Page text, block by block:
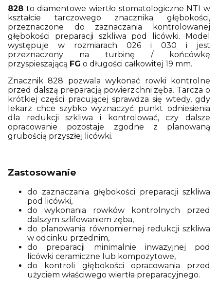
828 to diamentowe wiertło stomatologiczne NTI w
kształcie tarczowego znacznika głębokości,
przeznaczone do zaznaczania kontrolowanej
głębokości preparacji szkliwa pod licówki. Model
występuje w rozmiarach 026 i 030 i jest
przeznaczony na turbinę / końcówkę
przyspieszającą FG o długości całkowitej 19 mm.
Znacznik 828 pozwala wykonać rowki kontrolne
przed dalszą preparacją powierzchni zęba. Tarcza o
krótkiej części pracującej sprawdza się wtedy, gdy
lekarz chce szybko wyznaczyć punkt odniesienia
dla redukcji szkliwa i kontrolować, czy dalsze
opracowanie pozostaje zgodne z planowaną
grubością przyszłej licówki.
Zastosowanie
do zaznaczania głębokości preparacji szkliwa
pod licówki,
do wykonania rowków kontrolnych przed
dalszym szlifowaniem zęba,
do planowania równomiernej redukcji szkliwa
w odcinku przednim,
do preparacji minimalnie inwazyjnej pod
licówki ceramiczne lub kompozytowe,
do kontroli głębokości opracowania przed
użyciem właściwego wiertła preparacyjnego.